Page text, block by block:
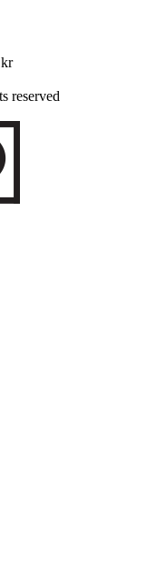
reserved